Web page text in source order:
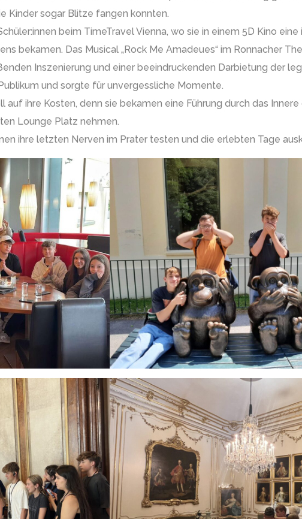
Kinder sogar Blitze fangen konnten.
beim TimeTravel Vienna, wo sie in einem 5D Kino eine
bekamen. Das Musical „Rock Me Amadeues“ im Ronnacher
Inszenierung und einer beeindruckenden Darbietung der
und sorgte für unvergessliche Momente.
ihre Kosten, denn sie bekamen eine Führung durch das Innere
Lounge Platz nehmen.
ihre letzten Nerven im Prater testen und die erlebten Tage